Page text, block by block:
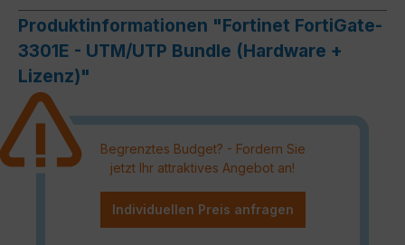
Produktinformationen "Fortinet FortiGate-
3301E - UTM/UTP Bundle (Hardware +
Lizenz)"
Begrenztes Budget? - Fordern Sie
jetzt Ihr attraktives Angebot an!
Individuellen Preis anfragen